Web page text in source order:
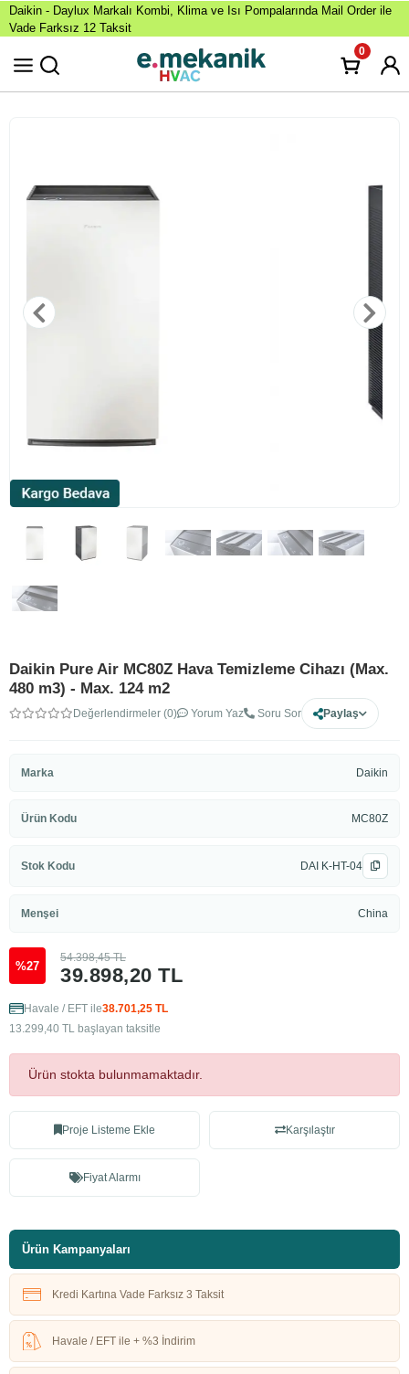
Daikin - Daylux Markalı Kombi, Klima ve Isı Pompalarında Mail Order ile
Vade Farksız 12 Taksit
0
Daikin Pure Air MC80Z Hava Temizleme Cihazı (Max.
480 m3) - Max. 124 m2
Değerlendirmeler (0) Yorum Yaz Soru Sor Paylaş
Marka Daikin
Ürün Kodu MC80Z
Stok Kodu DAI K-HT-04
Menşei China
%27 39.898,20 TL
54.398,45 TL
Havale / EFT ile38.701,25 TL
13.299,40 TL başlayan taksitle
Ürün stokta bulunmamaktadır.
Proje Listeme Ekle Karşılaştır
Fiyat Alarmı
Ürün Kampanyaları
Kredi Kartına Vade Farksız 3 Taksit
Havale / EFT ile + %3 İndirim